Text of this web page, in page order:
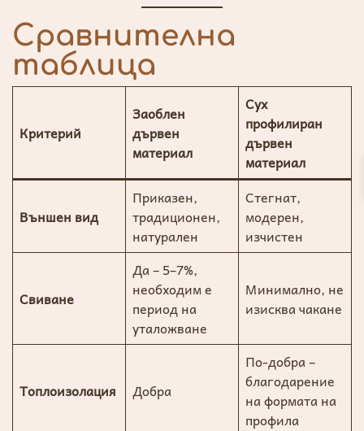
Сравнителна
таблица
Критерий
Заоблен
дървен
материал
Сух
профилиран
дървен
материал
Външен вид
Приказен,
традиционен,
натурален
Стегнат,
модерен,
изчистен
Свиване
Да – 5–7%,
необходим е
период на
уталожване
Минимално, не
изисква чакане
Топлоизолация Добра
По-добра –
благодарение
на формата на
профила